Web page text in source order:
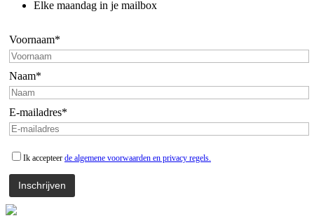
Elke maandag in je mailbox
Voornaam*
Naam*
E-mailadres*
Ik accepteer de algemene voorwaarden en privacy regels.